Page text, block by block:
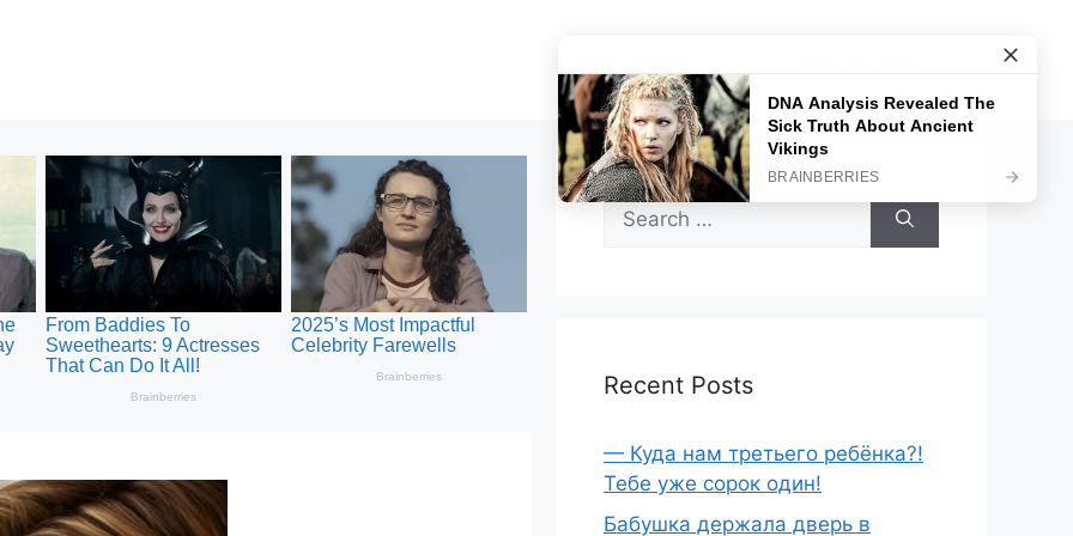
Search
for:
Recent Posts
— Куда нам третьего ребёнка?!
Тебе уже сорок один!
Бабушка держала дверь в